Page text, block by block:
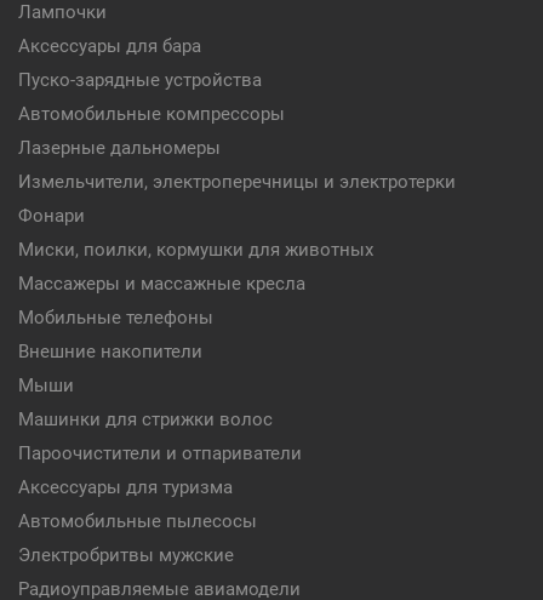
Лампочки
Аксессуары для бара
Пуско-зарядные устройства
Автомобильные компрессоры
Лазерные дальномеры
Измельчители, электроперечницы и электротерки
Фонари
Миски, поилки, кормушки для животных
Массажеры и массажные кресла
Мобильные телефоны
Внешние накопители
Мыши
Машинки для стрижки волос
Пароочистители и отпариватели
Аксессуары для туризма
Автомобильные пылесосы
Электробритвы мужские
Радиоуправляемые авиамодели